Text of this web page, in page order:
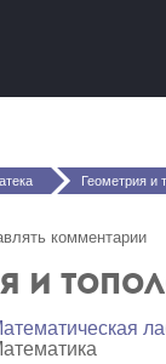
Геометрия и
комментарии
и